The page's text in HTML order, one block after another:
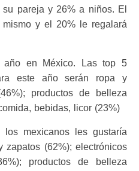
pareja y 26% a niños. El
y el 20% le regalará
año en México. Las top 5
este año serán ropa y
productos de belleza
bebidas, licor (23%)
mexicanos les gustaría
zapatos (62%); electrónicos
productos de belleza